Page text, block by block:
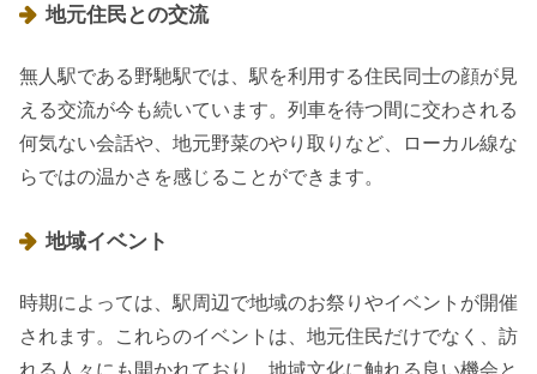
地元住民との交流
無人駅である野馳駅では、駅を利用する住民同士の顔が見
える交流が今も続いています。列車を待つ間に交わされる
何気ない会話や、地元野菜のやり取りなど、ローカル線な
らではの温かさを感じることができます。
地域イベント
時期によっては、駅周辺で地域のお祭りやイベントが開催
されます。これらのイベントは、地元住民だけでなく、訪